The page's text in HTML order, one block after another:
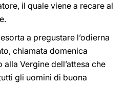
il quale viene a recare al
a pregustare l’odierna
chiamata domenica
alla Vergine dell’attesa che
gli uomini di buona